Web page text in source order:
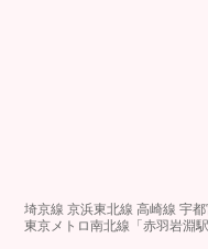
埼京線 京浜東北線 高崎線 宇
東京メトロ南北線「赤羽岩淵